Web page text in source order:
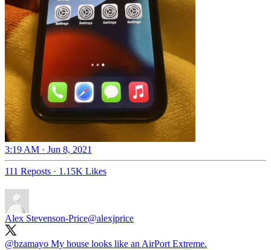
3:19 AM · Jun 8, 2021
111 Reposts · 1.15K Likes
Alex Stevenson-Price@alexjprice
@bzamayo My house looks like an AirPort Extreme.